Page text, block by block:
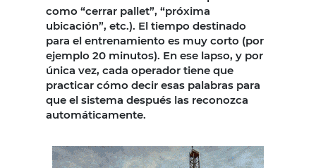
como “cerrar pallet”, “próxima
ubicación”, etc.). El tiempo destinado
para el entrenamiento es muy corto (por
ejemplo 20 minutos). En ese lapso, y por
única vez, cada operador tiene que
practicar cómo decir esas palabras para
que el sistema después las reconozca
automáticamente.